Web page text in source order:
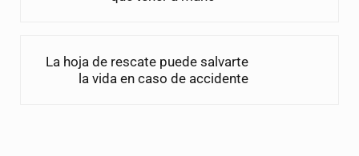
La hoja de rescate puede salvarte
la vida en caso de accidente